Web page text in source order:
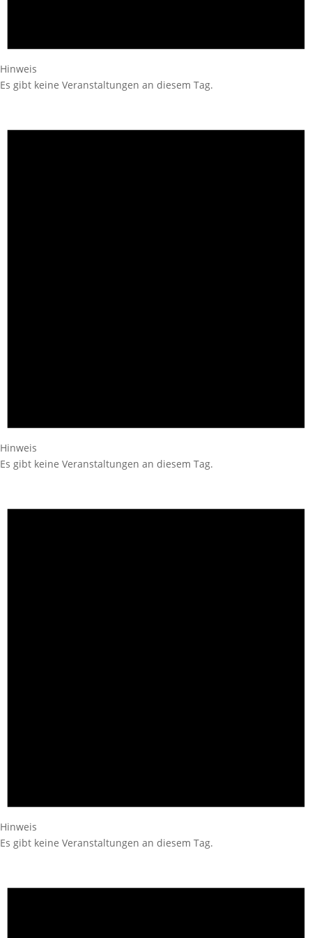
Hinweis
Es gibt keine Veranstaltungen an diesem Tag.
Hinweis
Es gibt keine Veranstaltungen an diesem Tag.
Hinweis
Es gibt keine Veranstaltungen an diesem Tag.